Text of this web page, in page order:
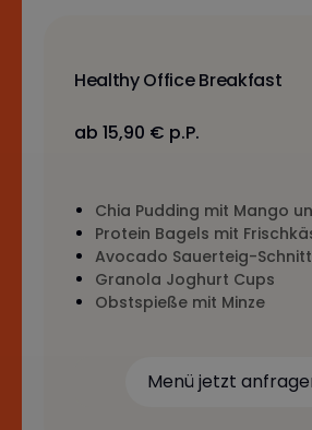
Healthy Office Breakfast
ab 15,90 € p.P.
Chia Pudding mit Mango
Protein Bagels mit
Avocado Sauerteig-
Granola Joghurt Cups
Obstspieße mit Minze
Menü jetzt